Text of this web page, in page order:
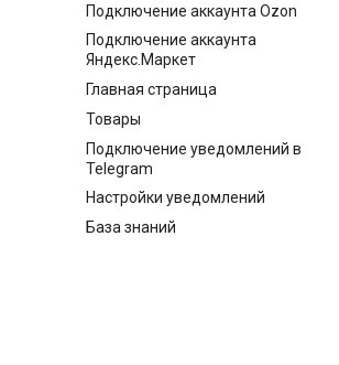
Подключение аккаунта Ozon
Подключение аккаунта
Яндекс.Маркет
Главная страница
Товары
Подключение уведомлений в
Telegram
Настройки уведомлений
База знаний